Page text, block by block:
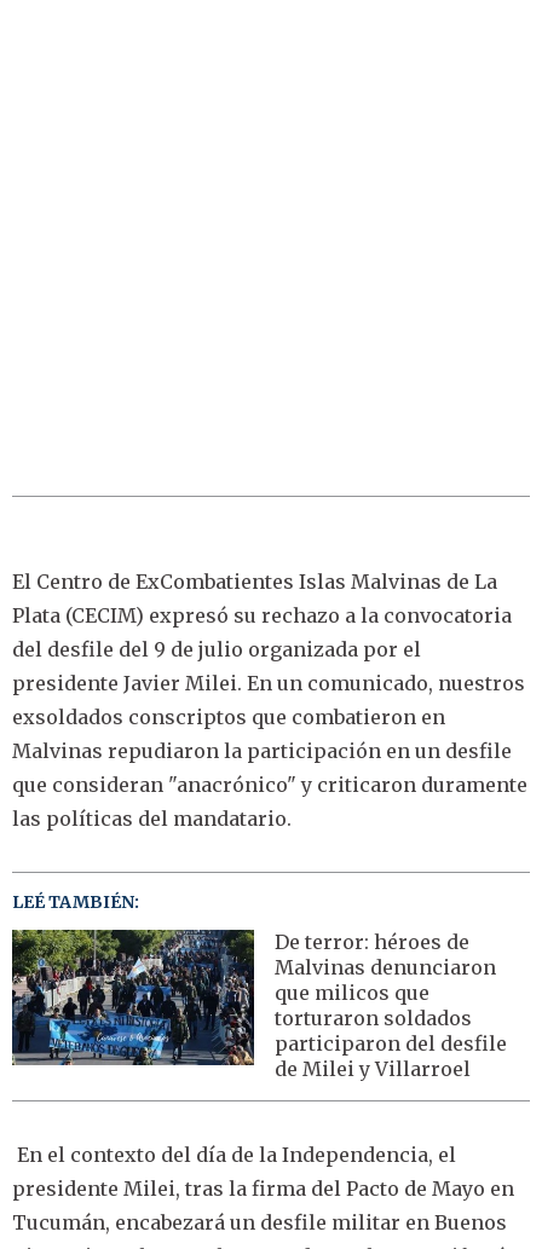
El Centro de ExCombatientes Islas Malvinas de La
Plata (CECIM) expresó su rechazo a la convocatoria
del desfile del 9 de julio organizada por el
presidente Javier Milei. En un comunicado, nuestros
exsoldados conscriptos que combatieron en
Malvinas repudiaron la participación en un desfile
que consideran "anacrónico" y criticaron duramente
las políticas del mandatario.
LEÉ TAMBIÉN:
De terror: héroes de
Malvinas denunciaron
que milicos que
torturaron soldados
participaron del desfile
de Milei y Villarroel
En el contexto del día de la Independencia, el
presidente Milei, tras la firma del Pacto de Mayo en
Tucumán, encabezará un desfile militar en Buenos